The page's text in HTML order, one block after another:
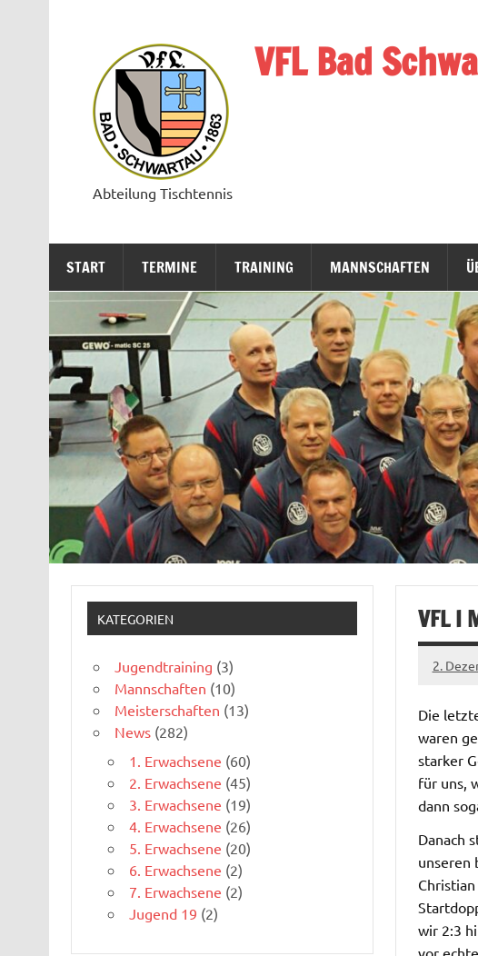
VFL Bad
Abteilung Tischtennis
START TERMINE TRAINING MANNSCHAFTEN
VFL I
2.
Die
waren
starker
für uns,
dann
Danach
unseren
wir 2:3
vor
KATEGORIEN
Jugendtraining (3)
Mannschaften (10)
Meisterschaften (13)
News(282)
1. Erwachsene (60)
2. Erwachsene (45)
3. Erwachsene (19)
4. Erwachsene (26)
5. Erwachsene (20)
6. Erwachsene (2)
7. Erwachsene (2)
Jugend 19 (2)